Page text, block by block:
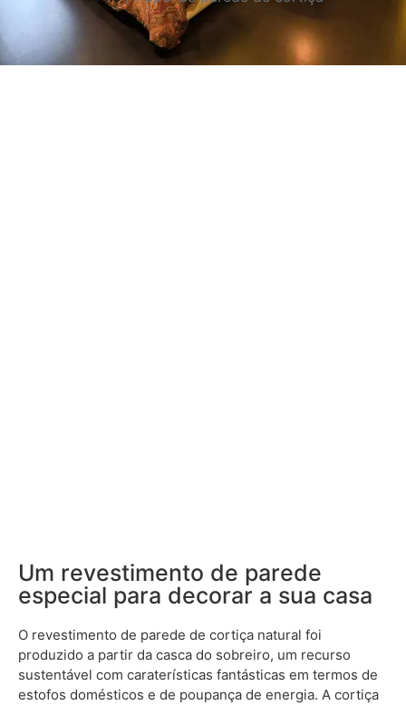
Um revestimento de parede
especial para decorar a sua casa
O revestimento de parede de cortiça natural foi
produzido a partir da casca do sobreiro, um recurso
sustentável com caraterísticas fantásticas em termos de
estofos domésticos e de poupança de energia. A cortiça